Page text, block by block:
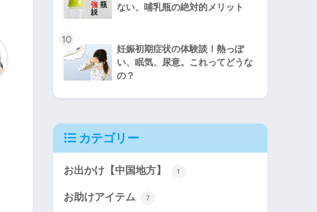
ない、哺乳瓶の絶対的メリット
10
妊娠初期症状の体験談！熱っぽ
い、眠気、尿意。これってどうな
の？
カテゴリー
お出かけ【中国地方】 1
お助けアイテム 7